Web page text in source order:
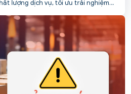
lượng dịch vụ, tối ưu trải nghiệm